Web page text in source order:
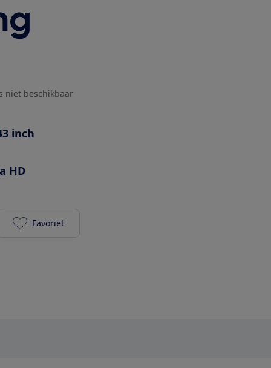
niet beschikbaar
inch
HD
Samsung QE43Q64B toevoegen aan je favorieten
Favoriet